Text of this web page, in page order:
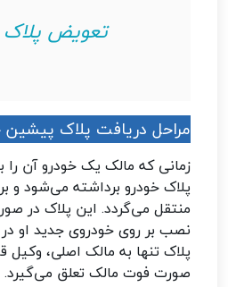
تعویض پلاک
مراحل دریافت پلاک پیشین
زمانی که مالک یک خودرو آن
پلاک خودرو برداشته می‌شود و
منتقل می‌گردد. این پلاک در
نصب بر روی خودروی جدید او
پلاک تنها به مالک اصلی، وکیل
صورت فوت مالک تعلق می‌گیرد.